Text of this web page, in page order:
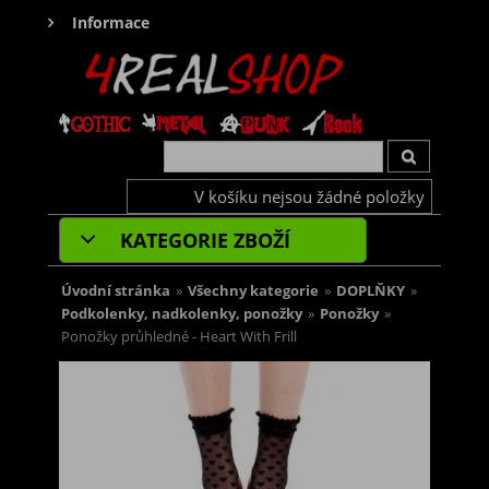
Informace
V košíku nejsou žádné položky
KATEGORIE ZBOŽÍ
Úvodní stránka » Všechny kategorie » DOPLŇKY »
Podkolenky, nadkolenky, ponožky » Ponožky »
Ponožky průhledné - Heart With Frill